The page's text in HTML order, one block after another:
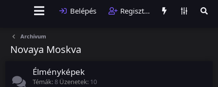
Belépés Regisztráció
Archívum
Novaya Moskva
Élményképek
Témák 8 Üzenetek 10